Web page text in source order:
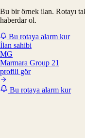
Bu bir örnek ilan. Rotayı
haberdar ol.
Bu rotaya alarm kur
İlan sahibi
MG
Marmara Group 21
profili gör
Bu rotaya alarm kur